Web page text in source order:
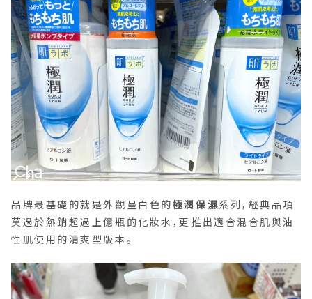
品牌最基礎的就是外觀呈白色的極潤保濕系列，經典品項
莫過於熱銷超過上億瓶的化妝水，更推出適合混合肌與油
性肌使用的清爽型版本。